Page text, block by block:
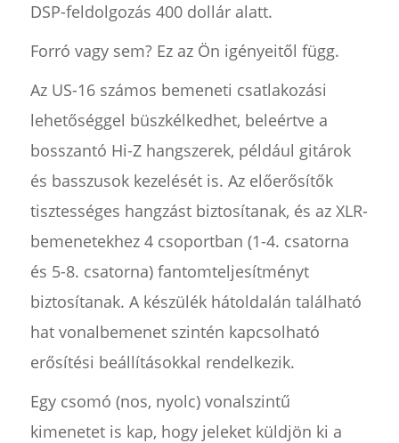
DSP-feldolgozás 400 dollár alatt.
Forró vagy sem? Ez az Ön igényeitől függ.
Az US-16 számos bemeneti csatlakozási
lehetőséggel büszkélkedhet, beleértve a
bosszantó Hi-Z hangszerek, például gitárok
és basszusok kezelését is. Az előerősítők
tisztességes hangzást biztosítanak, és az XLR-
bemenetekhez 4 csoportban (1-4. csatorna
és 5-8. csatorna) fantomteljesítményt
biztosítanak. A készülék hátoldalán található
hat vonalbemenet szintén kapcsolható
erősítési beállításokkal rendelkezik.
Egy csomó (nos, nyolc) vonalszintű
kimenetet is kap, hogy jeleket küldjön ki a